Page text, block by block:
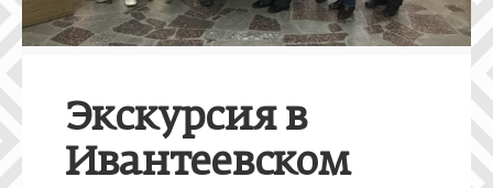
Экскурсия в
Ивантеевском